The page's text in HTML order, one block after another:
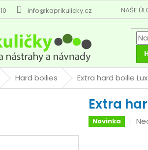
info@kaprikulicky.cz NAŠE
Hard boilies Extra hard boilie
Extra
Novinka